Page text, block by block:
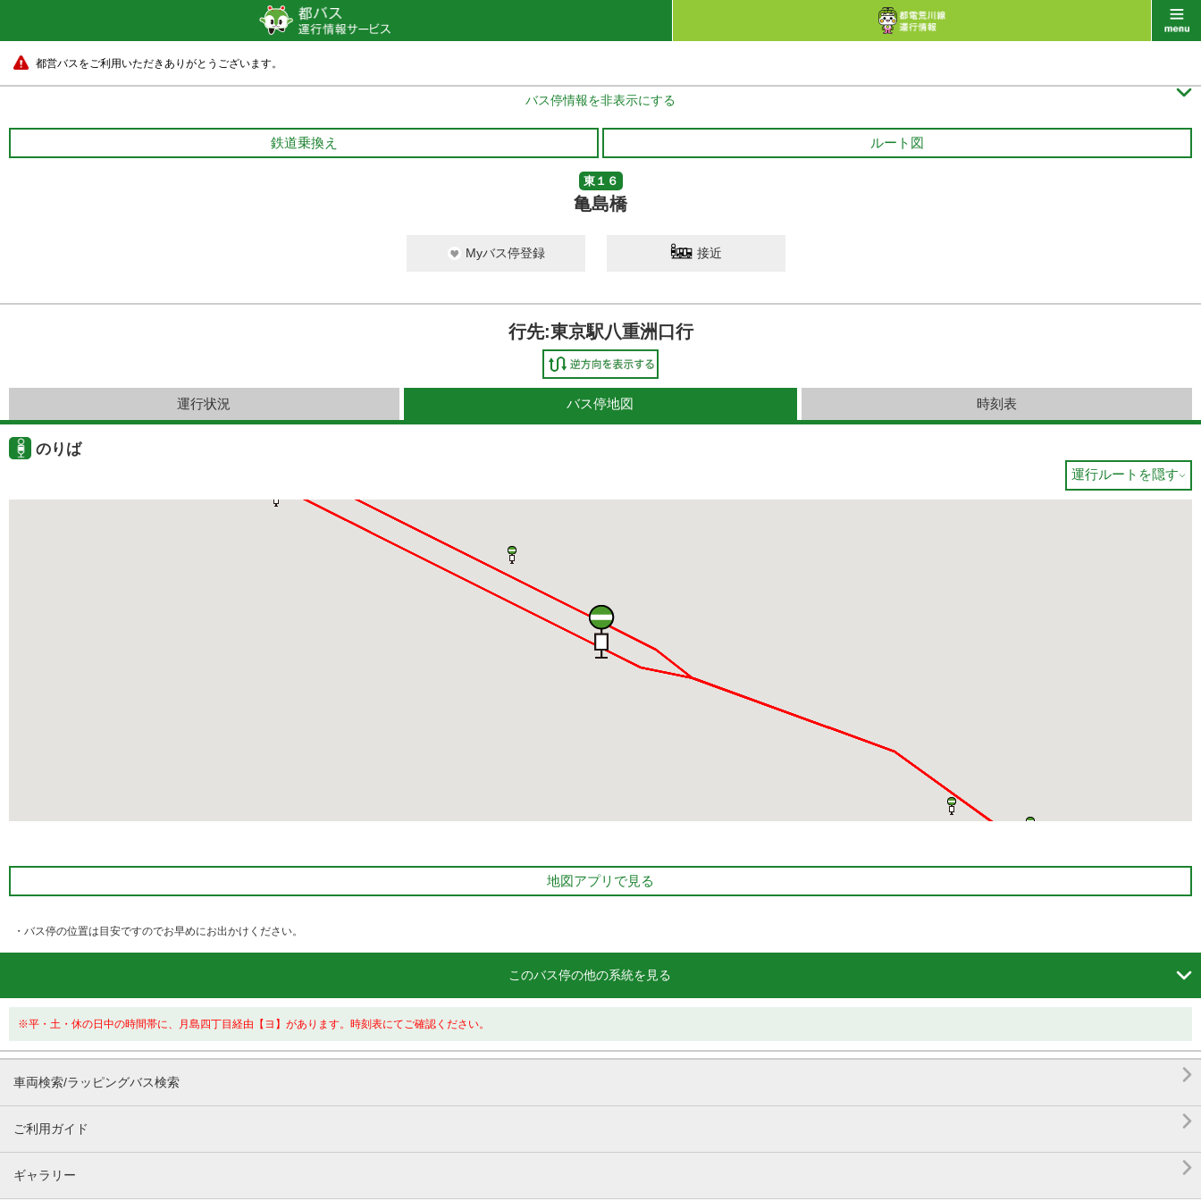
都営バスをご利用いただきありがとうございます。
バス停情報を非表示にする 
鉄道乗換え ルート図
東１６
亀島橋
Myバス停登録 接近
行先:東京駅八重洲口行
運行状況 バス停地図 時刻表
のりば
運行ルートを隠す
地図アプリで見る
・バス停の位置は目安ですのでお早めにお出かけください。
このバス停の他の系統を見る 
※平・土・休の日中の時間帯に、月島四丁目経由【ヨ】があります。時刻表にてご確認ください。
車両検索/ラッピングバス検索 
ご利用ガイド 
ギャラリー 